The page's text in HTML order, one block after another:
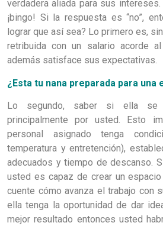
verdadera aliada para sus
¡bingo! Si la respuesta es “no”,
lograr que así sea? Lo primero es,
retribuida con un salario acorde
además satisface sus expectativas.
¿Esta tu nana preparada para una
Lo segundo, saber si ella se
principalmente por usted. Esto
personal asignado tenga
temperatura y entretención),
adecuados y tiempo de descanso.
usted es capaz de crear un
cuente cómo avanza el trabajo con
ella tenga la oportunidad de dar
mejor resultado entonces usted